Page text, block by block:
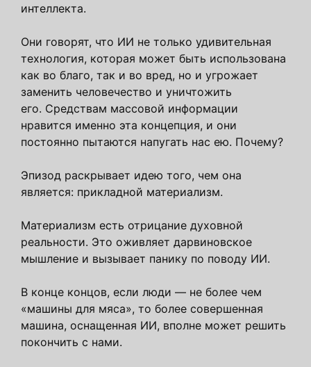
интеллекта.
Они говорят, что ИИ не только удивительная
технология, которая может быть использована
как во благо, так и во вред, но и угрожает
заменить человечество и уничтожить
его. Средствам массовой информации
нравится именно эта концепция, и они
постоянно пытаются напугать нас ею. Почему?
Эпизод раскрывает идею того, чем она
является: прикладной материализм.
Материализм есть отрицание духовной
реальности. Это оживляет дарвиновское
мышление и вызывает панику по поводу ИИ.
В конце концов, если люди — не более чем
«машины для мяса», то более совершенная
машина, оснащенная ИИ, вполне может решить
покончить с нами.